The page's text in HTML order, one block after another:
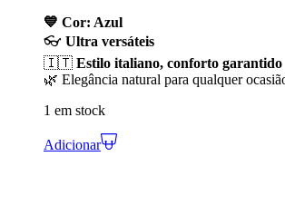
💙 Cor: Azul
👓 Ultra versáteis
🇮🇹 Estilo italiano, conforto garantido
🌿 Elegância natural para qualquer
1 em stock
Adicionar